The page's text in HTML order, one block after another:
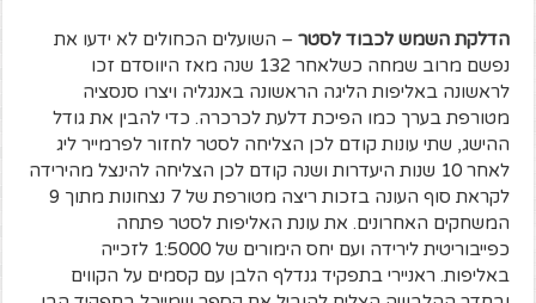
הדלקת השמש לכבוד לסטר – השועלים הכחולים לא ידעו את
נפשם מרוב שמחה כשלאחר 132 שנה מאז היווסדם זכו
לראשונה באליפות הליגה הראשונה באנגליה ויצרו סנסציה
מטורפת בערך כמו הפיכת דלעת לכרכרה. כדי להבין את גודל
ההישג, שתי עונות קודם לכן הצליחה לסטר לחזור לפרמייר ליג
לאחר 10 שנות היעדרות ושנה קודם לכן הצליחה להינצל מהירידה
לקראת סוף העונה בזכות ריצה מטורפת של 7 נצחונות מתוך 9
המשחקים האחרונים. את עונת האליפות לסטר פתחה
כפייבוריטית לירידה ועם יחס הימורים של 1:5000 לזכייה
באליפות. ראניירי בתפקיד גנדלף הלבן עם קסמים על הקווים